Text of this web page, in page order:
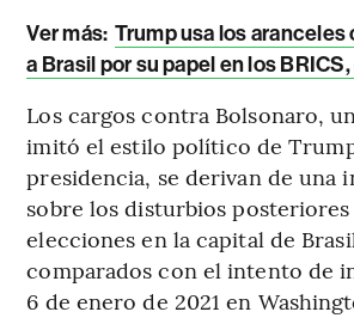
Ver más: Trump usa los
a Brasil por su papel en los
Los cargos contra Bolsonaro,
imitó el estilo político de
presidencia, se derivan de una
sobre los disturbios posteriores
elecciones en la capital de
comparados con el intento de
6 de enero de 2021 en